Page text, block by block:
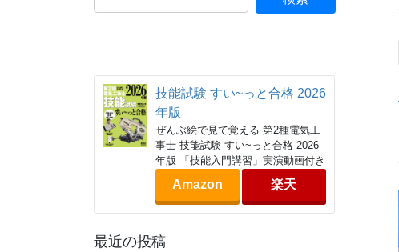
技能試験 すい~っと合格 2026
年版
ぜんぶ絵で見て覚える 第2種電気工
事士 技能試験 すい~っと合格 2026
年版 「技能入門講習」実演動画付き
Amazon 楽天
最近の投稿